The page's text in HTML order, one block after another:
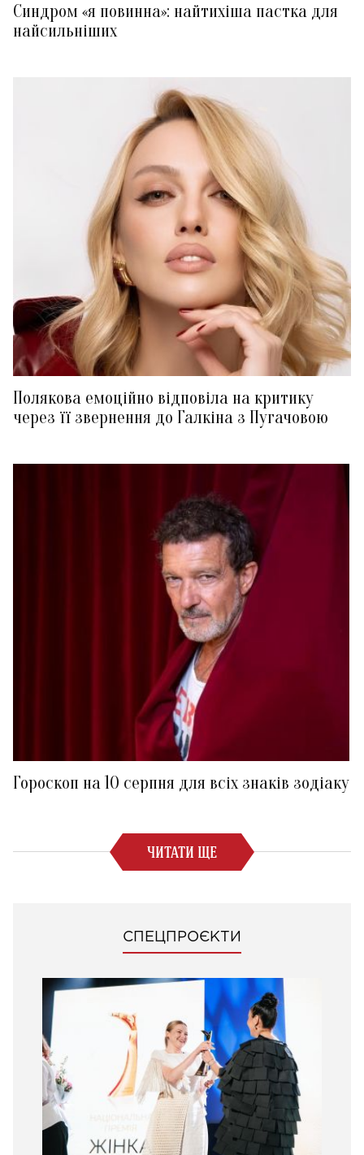
Синдром «я повинна»: найтихіша пастка для
найсильніших
Полякова емоційно відповіла на критику
через її звернення до Галкіна з Пугачовою
Гороскоп на 10 серпня для всіх знаків зодіаку
ЧИТАТИ ЩЕ
СПЕЦПРОЄКТИ